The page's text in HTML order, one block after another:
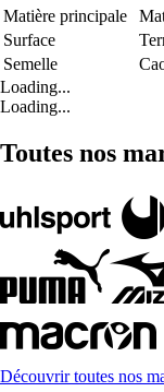
Matière principale
Surface
Semelle
Loading...
Loading...
Toutes nos
Découvrir toutes nos